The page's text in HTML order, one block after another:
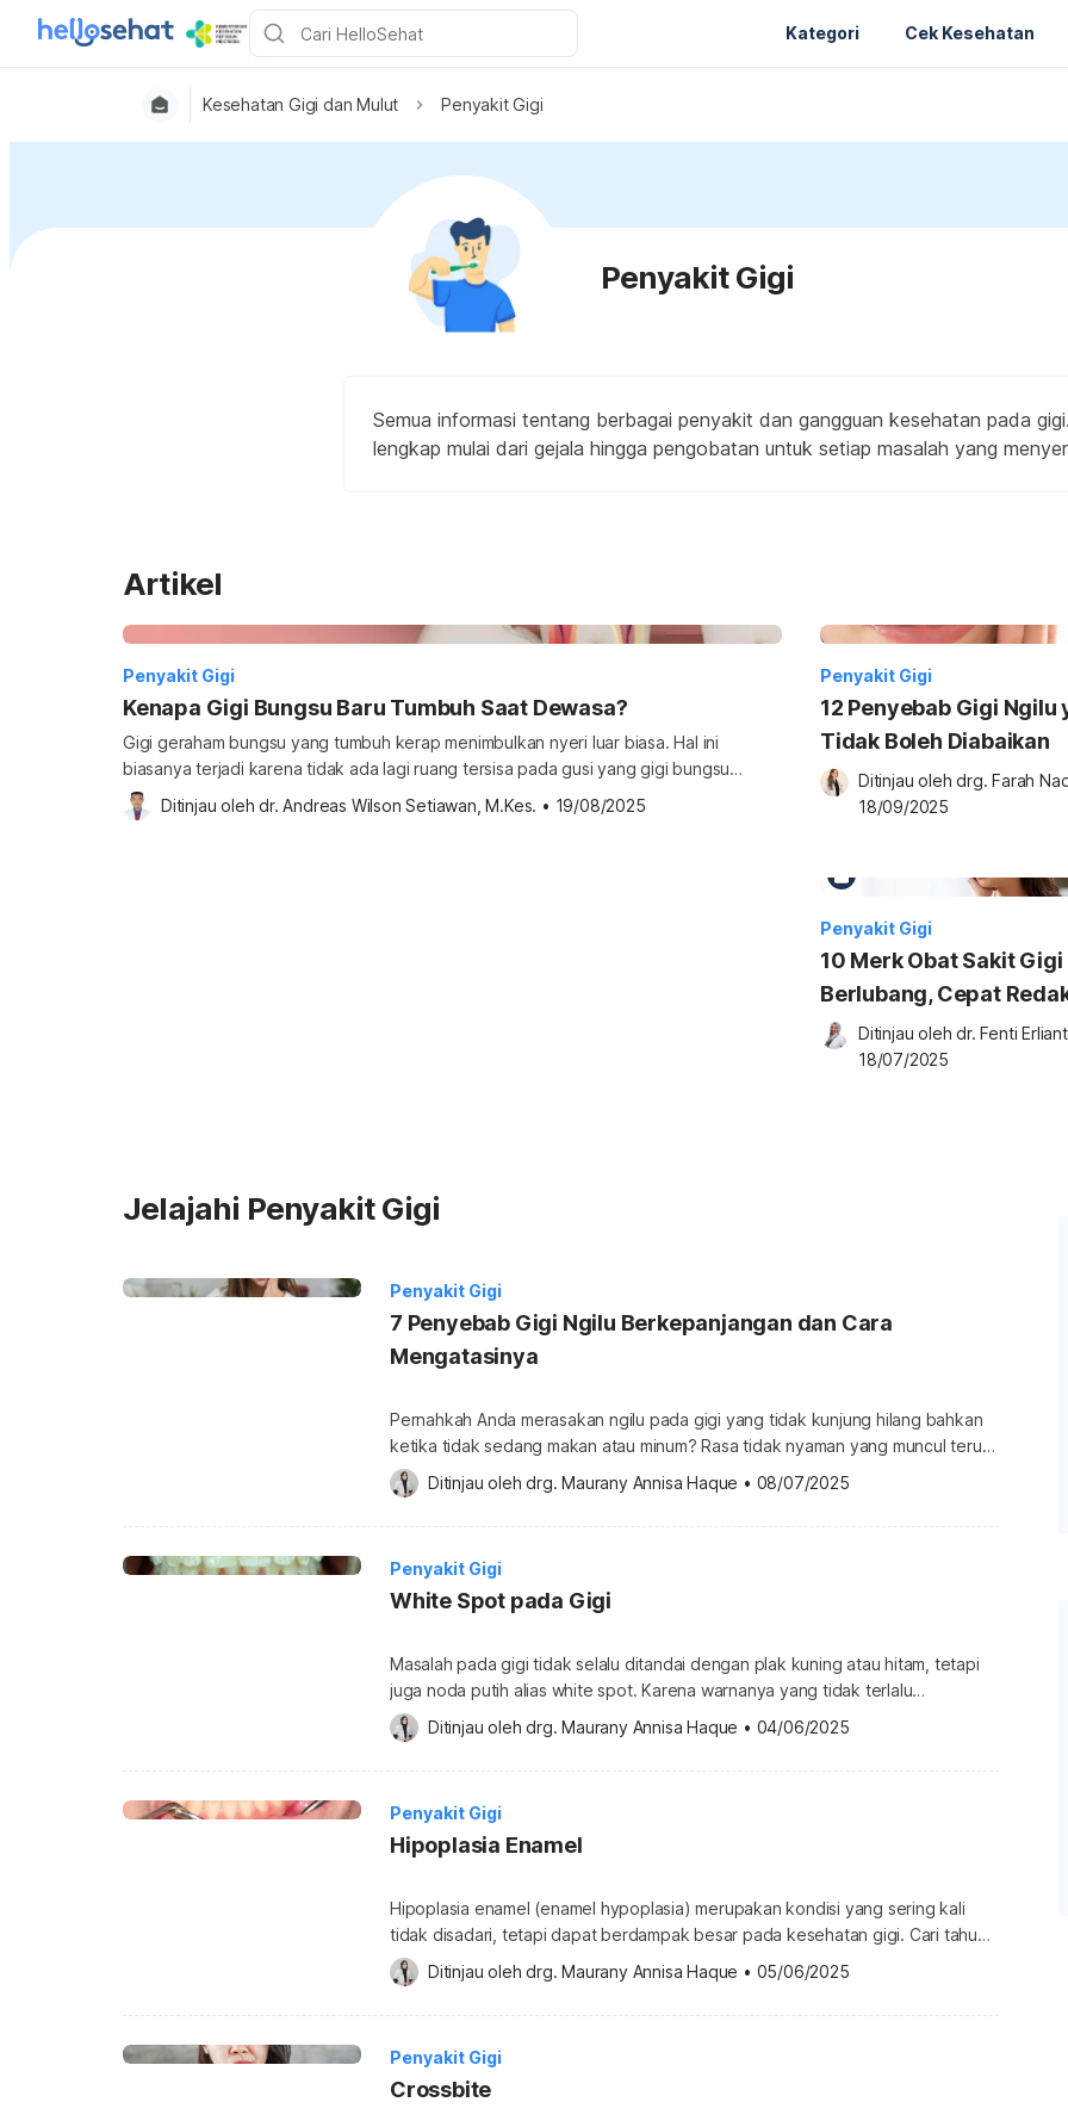
Kategori Cek Kesehatan
Kesehatan Gigi dan Mulut Penyakit Gigi
Penyakit Gigi
Semua informasi tentang berbagai penyakit dan gangguan kesehatan pada
lengkap mulai dari gejala hingga pengobatan untuk setiap masalah yang
Artikel
Penyakit Gigi
Kenapa Gigi Bungsu Baru Tumbuh Saat Dewasa?
Gigi geraham bungsu yang tumbuh kerap menimbulkan nyeri luar biasa. Hal ini
biasanya terjadi karena tidak ada lagi ruang tersisa pada gusi yang gigi bungsu
tempati. Kenapa gigi bungsu baru tumbuh pada usia dewasa? Adakah cara untuk
mengurangi rasa ngilu karenanya? Simak informasi berikut untuk jawabannya. Apa
Ditinjau oleh dr. Andreas Wilson Setiawan, M.Kes. • 19/08/2025
Penyakit Gigi
12 Penyebab Gigi Ngilu
Tidak Boleh Diabaikan
Ditinjau oleh drg. Farah
18/09/2025
Penyakit Gigi
10 Merk Obat Sakit Gigi
Berlubang, Cepat
NyeriDitinjau oleh dr. Fenti
18/07/2025
Jelajahi Penyakit Gigi
Penyakit Gigi
7 Penyebab Gigi Ngilu Berkepanjangan dan Cara
Mengatasinya
Pernahkah Anda merasakan ngilu pada gigi yang tidak kunjung hilang bahkan
ketika tidak sedang makan atau minum? Rasa tidak nyaman yang muncul terus-
menerus tentu perlu diwaspadai. Yuk, ketahui berbagai penyebab gigi ngilu
berkepanjangan dan obatnya di bawah ini! Apa penyebab gigi ngilu
berkepanjangan? Gigi ngilu yang berkepanjangan serta sensasi tajam, nyeri,
Ditinjau oleh drg. Maurany Annisa Haque • 08/07/2025
Penyakit Gigi
White Spot pada Gigi
Masalah pada gigi tidak selalu ditandai dengan plak kuning atau hitam, tetapi
juga noda putih alias white spot. Karena warnanya yang tidak terlalu
mengganggu penampilan gigi, white spot pada gigi sering kali diabaikan.
Padahal, kondisi ini merupakan tanda awal kerusakan gigi yang perlu segera
ditangani. Apa itu white spot pada gigi? White spot adalah bercak putih pada
Ditinjau oleh drg. Maurany Annisa Haque • 04/06/2025
Penyakit Gigi
Hipoplasia Enamel
Hipoplasia enamel (enamel hypoplasia) merupakan kondisi yang sering kali
tidak disadari, tetapi dapat berdampak besar pada kesehatan gigi. Cari tahu
lebih lanjut apa gejala, penyebab, hingga penanganannya di bawah ini! Apa itu
hipoplasia enamel? Hipoplasia enamel adalah kondisi kelainan pertumbuhan
pada lapisan enamel, yaitu bagian terluar dan terkeras dari struktur gigi. Saat
Ditinjau oleh drg. Maurany Annisa Haque • 05/06/2025
Penyakit Gigi
Crossbite